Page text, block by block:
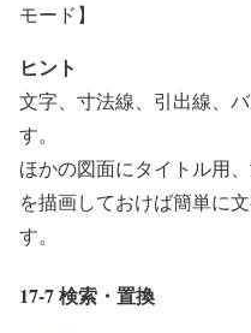
モード】
ヒント
文字、寸法線、引出線、
す。
ほかの図面にタイトル用
を描画しておけば簡単に
す。
17-7 検索・置換